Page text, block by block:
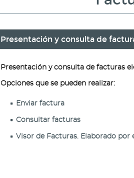
Presentación y consulta de
Presentación y consulta de facturas
Opciones que se pueden realizar:
Enviar factura
Consultar facturas
Visor de Facturas. Elaborado por